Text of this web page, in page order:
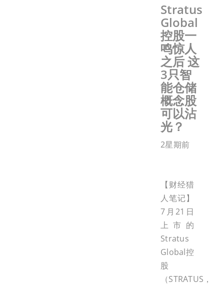
Stratus
Global
控股一
鸣惊人
之后 这
3只智
能仓储
概念股
可以沾
光？
2星期前
【财经猎
人笔记】
7月21日
上市的
Stratus
Global控
股
（STRATUS，